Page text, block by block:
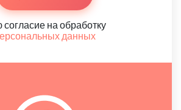
на обработку
данных